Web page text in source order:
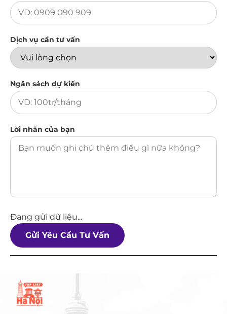
Dịch vụ cần tư vấn
Ngân sách dự kiến
Lời nhắn của bạn
Đang gửi dữ liệu...
Gửi Yêu Cầu Tư Vấn